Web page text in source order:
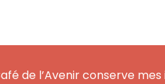
de l’Avenir conserve